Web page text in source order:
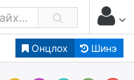
Онцлох Шинэ